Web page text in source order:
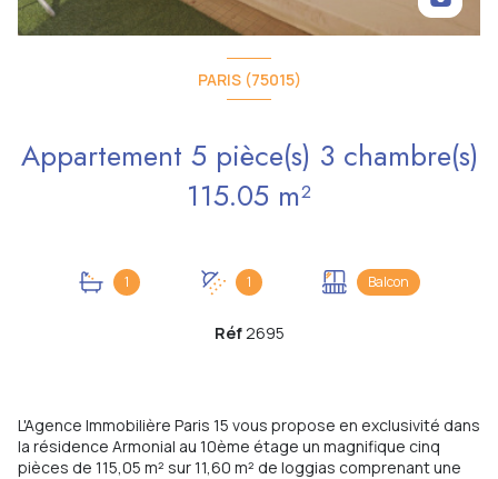
PARIS (75015)
Appartement 5 pièce(s) 3 chambre(s)
115.05 m²
1 1 Balcon
Réf2695
L'Agence Immobilière Paris 15 vous propose en exclusivité dans
la résidence Armonial au 10ème étage un magnifique cinq
pièces de 115,05 m² sur 11,60 m² de loggias comprenant une